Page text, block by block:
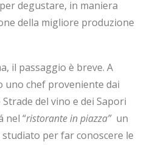
degustare, in maniera
della migliore produzione
il passaggio è breve. A
chef proveniente dai
del vino e dei Sapori
nel “ristorante in piazza” un
per far conoscere le